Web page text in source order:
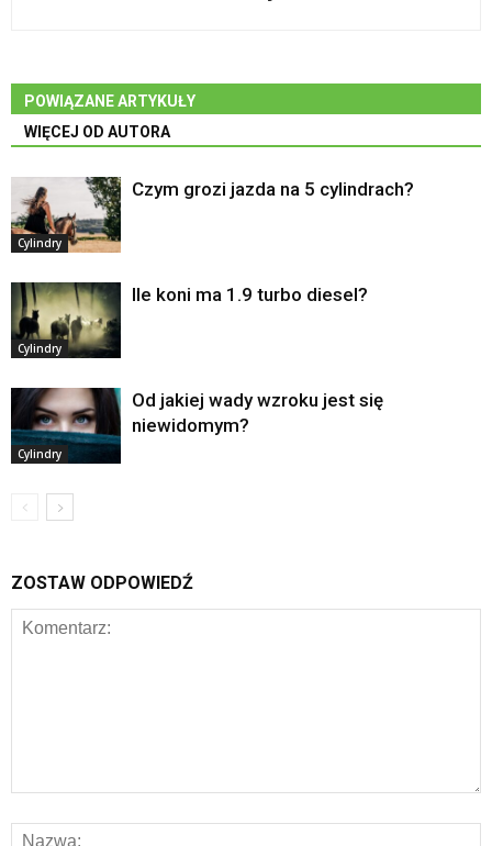
POWIĄZANE ARTYKUŁY
WIĘCEJ OD AUTORA
Cylindry
Czym grozi jazda na 5 cylindrach?
Cylindry
Ile koni ma 1.9 turbo diesel?
Cylindry
Od jakiej wady wzroku jest się
niewidomym?
ZOSTAW ODPOWIEDŹ